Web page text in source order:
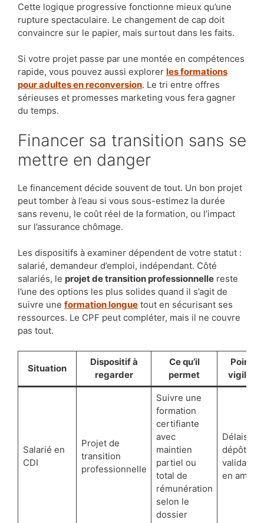
Cette logique progressive fonctionne mieux qu’une
rupture spectaculaire. Le changement de cap doit
convaincre sur le papier, mais surtout dans les faits.
Si votre projet passe par une montée en compétences
rapide, vous pouvez aussi explorer les formations
pour adultes en reconversion. Le tri entre offres
sérieuses et promesses marketing vous fera gagner
du temps.
Financer sa transition sans se
mettre en danger
Le financement décide souvent de tout. Un bon projet
peut tomber à l’eau si vous sous-estimez la durée
sans revenu, le coût réel de la formation, ou l’impact
sur l’assurance chômage.
Les dispositifs à examiner dépendent de votre statut :
salarié, demandeur d’emploi, indépendant. Côté
salariés, le projet de transition professionnelle reste
l’une des options les plus solides quand il s’agit de
suivre une formation longue tout en sécurisant ses
ressources. Le CPF peut compléter, mais il ne couvre
pas tout.
Situation
Dispositif à
regarder
Ce qu’il
permet
Point
Salarié en
CDI
Projet de
transition
professionnelle
Suivre une
formation
certifiante
avec
maintien
partiel ou
total de
rémunération
selon le
dossier
Délais de
dépôt et
validation
en amont